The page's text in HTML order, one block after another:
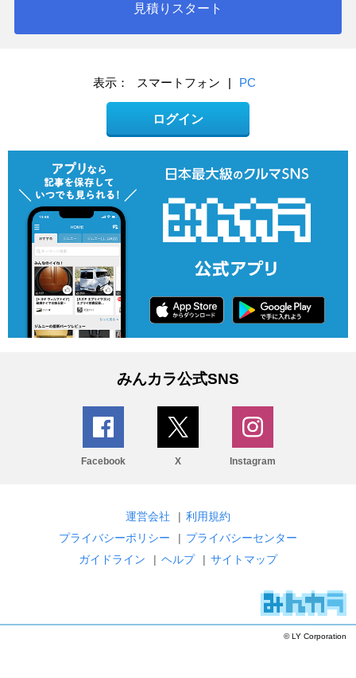
見積りスタート
表示： スマートフォン | PC
ログイン
みんカラ公式SNS
Facebook X Instagram
運営会社 | 利用規約
プライバシーポリシー
| プライバシーセンター
ガイドライン
| ヘルプ | サイトマップ
© LY Corporation